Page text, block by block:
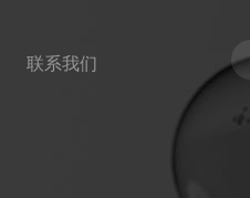
联系我们